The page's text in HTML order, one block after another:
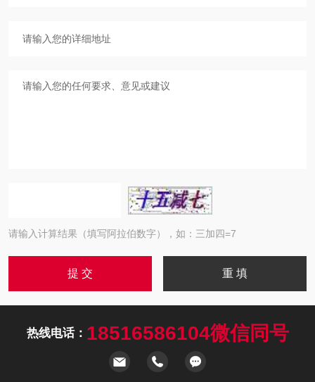
请输入计算结果（填写阿拉伯数字），如：三加四=7
热线电话： 18516586104微信同号